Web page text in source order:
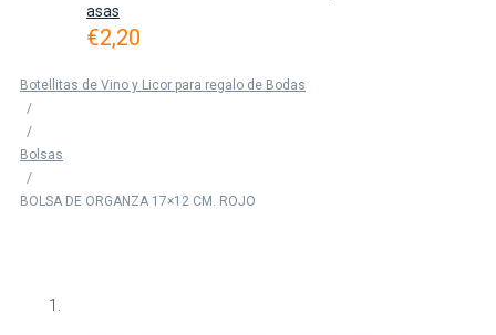
asas
€2,20
Botellitas de Vino y Licor para regalo de Bodas
/
/
Bolsas
/
BOLSA DE ORGANZA 17×12 CM. ROJO